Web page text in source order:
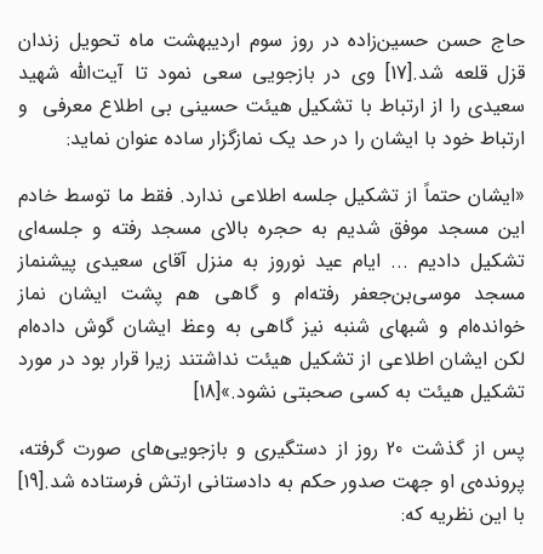
حاج حسن حسین‌زاده در روز سوم اردیبهشت ماه تحویل زندان
قزل قلعه شد.[17] وی در بازجویی سعی نمود تا آیت‌الله شهید
سعیدی را از ارتباط با تشکیل هیئت حسینی بی اطلاع معرفی و
ارتباط خود با ایشان را در حد یک نمازگزار ساده عنوان نماید:
«ایشان حتماً از تشکیل جلسه اطلاعی ندارد. فقط ما توسط خادم
این مسجد موفق شدیم به حجره بالای مسجد رفته و جلسه‌ای
تشکیل دادیم ... ایام عید نوروز به منزل آقای سعیدی پیشنماز
مسجد موسی‌بن‌جعفر رفته‌ام و گاهی هم پشت ایشان نماز
خوانده‌ام و شبهای شنبه نیز گاهی به وعظ ایشان گوش داده‌ام
لکن ایشان اطلاعی از تشکیل هیئت نداشتند زیرا قرار بود در مورد
تشکیل هیئت به کسی صحبتی نشود.»[18]
پس از گذشت 20 روز از دستگیری و بازجویی‌های صورت گرفته،
پرونده‌ی او جهت صدور حکم به دادستانی ارتش فرستاده شد.[19]
با این نظریه که: